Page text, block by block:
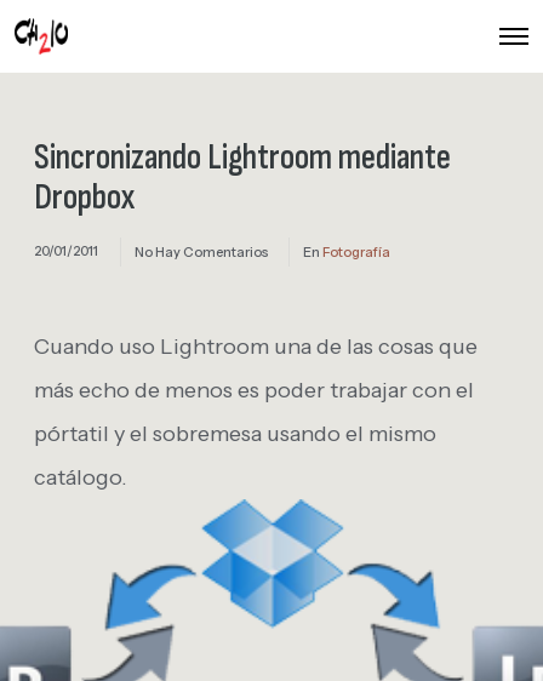
O
Sincronizando Lightroom mediante
Dropbox
20/01/2011 No Hay Comentarios En Fotografía
Cuando uso Lightroom una de las cosas que
más echo de menos es poder trabajar con el
pórtatil y el sobremesa usando el mismo
catálogo.